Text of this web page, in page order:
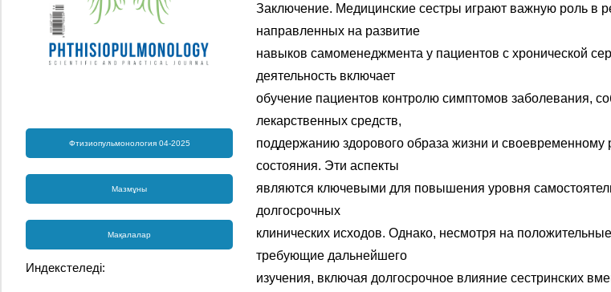
Заключение. Медицинские сестры играют важную роль в
направленных на развитие
навыков самоменеджмента у пациентов с хронической
деятельность включает
обучение пациентов контролю симптомов заболевания,
лекарственных средств,
поддержанию здорового образа жизни и
состояния. Эти аспекты
являются ключевыми для повышения уровня
долгосрочных
клинических исходов. Однако, несмотря на
требующие дальнейшего
изучения, включая долгосрочное влияние сестринских
Фтизиопульмонология 04-2025
Мазмұны
Мақалалар
Индекстеледі: